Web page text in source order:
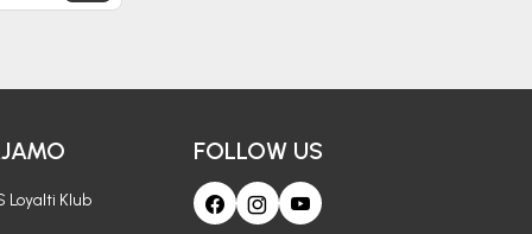
Loyalti Klub
FOLLOW US